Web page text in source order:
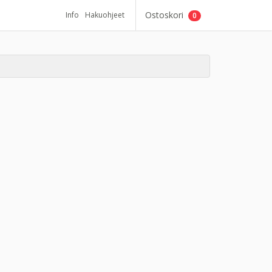
Info Hakuohjeet Ostoskori 0